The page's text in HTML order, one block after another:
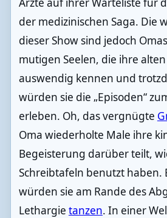
der medizinischen Saga. Die
dieser Show sind jedoch
mutigen Seelen, die ihre alten
auswendig kennen und
würden sie die „Episoden“
erleben. Oh, das vergnügte
Oma wiederholte Male ihre
Begeisterung darüber teilt,
Schreibtafeln benutzt haben.
würden sie am Rande des
Lethargie tanzen. In einer